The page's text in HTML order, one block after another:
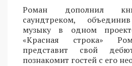
Роман дополнил
саундтреком,
музыку в одном
«Красная строка»
представит свой
познакомит гостей с его